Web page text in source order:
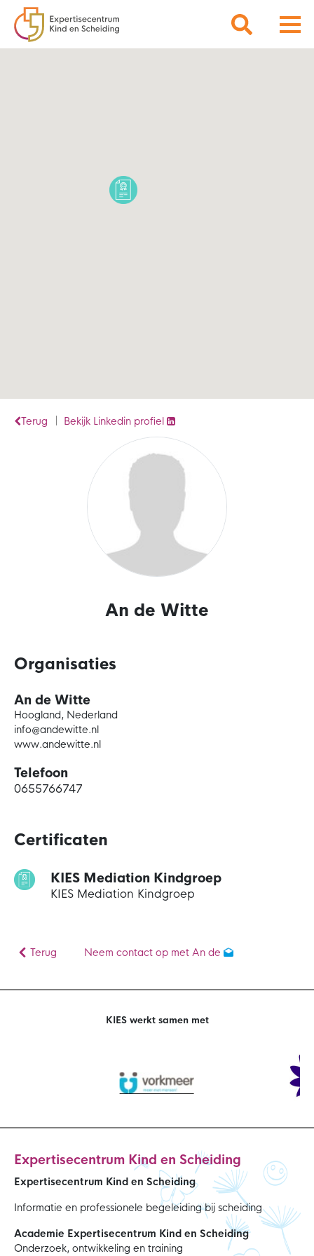
Terug Bekijk Linkedin profiel
An de Witte
Organisaties
An de Witte
Hoogland, Nederland
info@andewitte.nl
www.andewitte.nl
Telefoon
0655766747
Certificaten
KIES Mediation Kindgroep
KIES Mediation Kindgroep
Terug Neem contact op met An de
KIES werkt samen met
Expertisecentrum Kind en Scheiding
Expertisecentrum Kind en Scheiding
Informatie en professionele begeleiding bij scheiding
Academie Expertisecentrum Kind en Scheiding
Onderzoek, ontwikkeling en training